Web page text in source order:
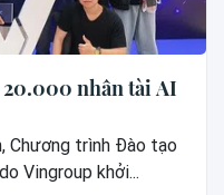
nhân tài AI
Chương trình Đào tạo
Vingroup khởi...